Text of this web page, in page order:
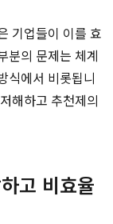
기업들이 이를 효
분의 문제는 체계
식에서 비롯됩니
해하고 추천제의
고 비효율